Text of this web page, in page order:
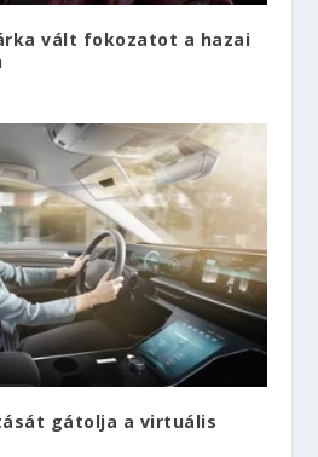
vált fokozatot a hazai
gátolja a virtuális